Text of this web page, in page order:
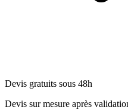
Devis gratuits sous 48h
Devis sur mesure après